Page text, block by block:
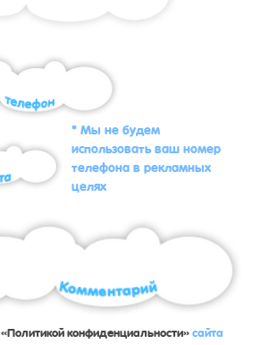
* Мы не будем
использовать ваш номер
телефона в рекламных
целях
«Политикой конфиденциальности»сайта